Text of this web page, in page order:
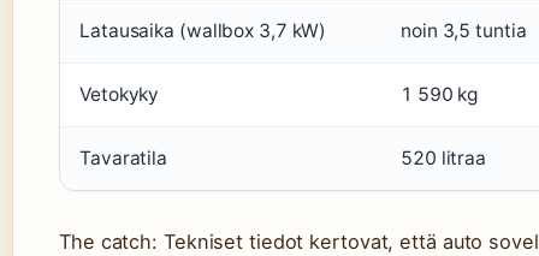
Latausaika (wallbox 3,7 kW) noin 3,5 tuntia
Vetokyky 1 590 kg
Tavaratila 520 litraa
The catch: Tekniset tiedot kertovat, että auto